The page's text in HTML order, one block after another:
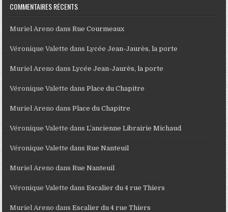
COMMENTAIRES RÉCENTS
Muriel Areno dansRue Courmeaux
Véronique Valette dansLycée Jean-Jaurès, la porte
Muriel Areno dansLycée Jean-Jaurès, la porte
Véronique Valette dansPlace du Chapitre
Muriel Areno dansPlace du Chapitre
Véronique Valette dansL’ancienne Librairie Michaud
Véronique Valette dansRue Nanteuil
Muriel Areno dansRue Nanteuil
Véronique Valette dansEscalier du 4 rue Thiers
Muriel Areno dansEscalier du 4 rue Thiers